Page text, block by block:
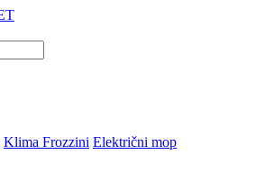
Klima Frozzini Električni mop